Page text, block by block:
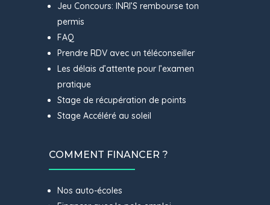
Jeu Concours: INRI’S rembourse ton
permis
FAQ
Prendre RDV avec un téléconseiller
Les délais d’attente pour l’examen
pratique
Stage de récupération de points
Stage Accéléré au soleil
COMMENT FINANCER ?
Nos auto-écoles